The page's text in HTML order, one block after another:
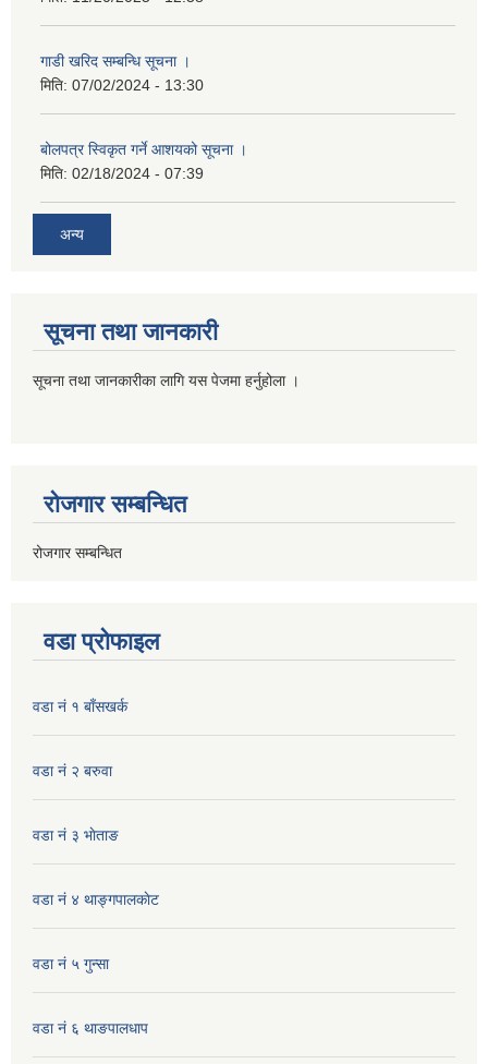
गाडी खरिद सम्बन्धि सूचना ।
मिति: 07/02/2024 - 13:30
बोलपत्र स्विकृत गर्ने आशयको सूचना ।
मिति: 02/18/2024 - 07:39
अन्य
सूचना तथा जानकारी
सूचना तथा जानकारीका लागि यस पेजमा हर्नुहोला ।
रोजगार सम्बन्धित
रोजगार सम्बन्धित
वडा प्रोफाइल
वडा नं १ बाँसखर्क
वडा नं २ बरुवा
वडा नं ३ भाेताङ
वडा नं ४ थाङ्गपालकाेट
वडा नं ५ गुन्सा
वडा नं ६ थाङपालधाप